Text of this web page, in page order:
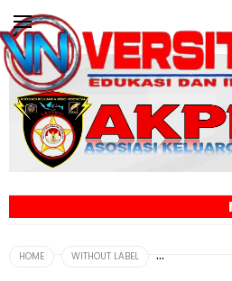
MEDIA ONLINE
HOME WITHOUT LABEL